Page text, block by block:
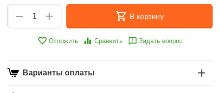
+
− В корзину
Отложить Сравнить Задать вопрос
Варианты оплаты